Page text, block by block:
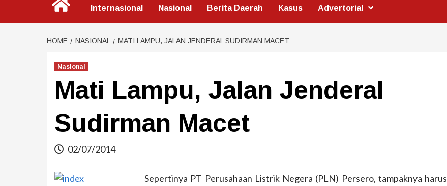
Internasional Nasional Berita Daerah Kasus Advertorial
HOME NASIONAL MATI LAMPU, JALAN JENDERAL SUDIRMAN MACET
Nasional
Mati Lampu, Jalan Jenderal
Sudirman Macet
02/07/2014
Sepertinya PT Perusahaan Listrik Negera (PLN) Persero, tampaknya harus